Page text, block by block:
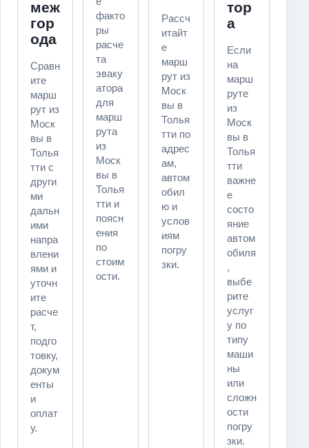
меж
гор
ода
Сравн
ите
марш
рут из
Моск
вы в
Толья
тти с
други
ми
дальн
ими
напра
влени
ями и
уточн
ите
расче
т,
подго
товку,
докум
енты
и
оплат
у.
факто
ры
расче
та
эваку
атора
для
марш
рута
из
Моск
вы в
Толья
тти и
поясн
ения
по
стоим
ости.
Рассч
итайт
е
марш
рут из
Моск
вы в
Толья
тти по
адрес
ам,
автом
обил
ю и
услов
иям
погру
зки.
тор
а
Если
на
марш
руте
из
Моск
вы в
Толья
тти
важне
е
состо
яние
автом
обиля
,
выбе
рите
услуг
у по
типу
маши
ны
или
сложн
ости
погру
зки.